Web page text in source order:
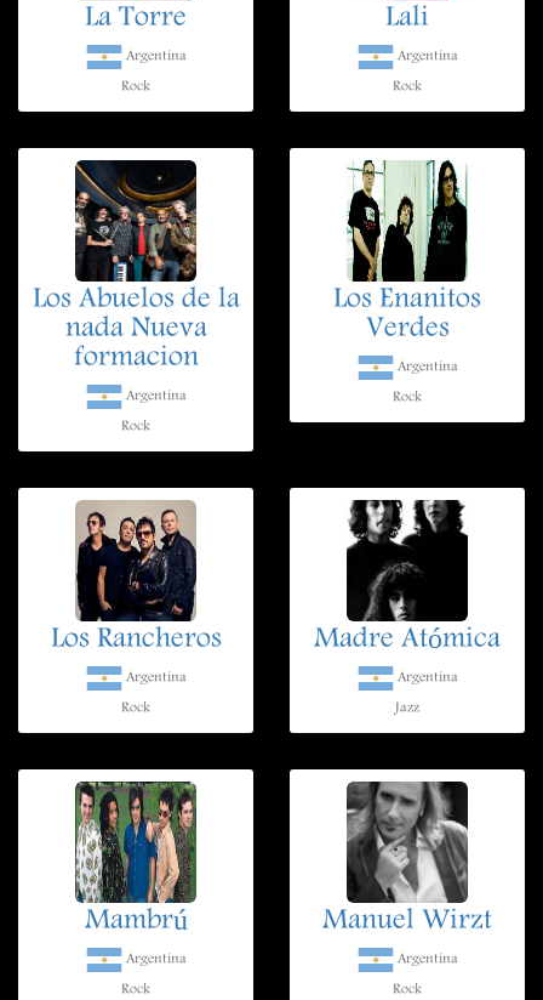
La Torre
Argentina
Rock
Lali
Argentina
Rock
Los Abuelos de la
nada Nueva
formacion
Argentina
Rock
Los Enanitos
Verdes
Argentina
Rock
Los Rancheros
Argentina
Rock
Madre Atómica
Argentina
Jazz
Mambrú
Argentina
Rock
Manuel Wirzt
Argentina
Rock